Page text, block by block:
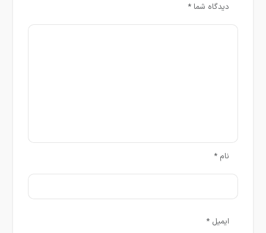
دیدگاه شما*
نام*
ایمیل*